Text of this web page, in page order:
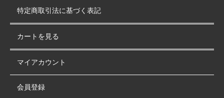
特定商取引法に基づく表記
カートを見る
マイアカウント
会員登録